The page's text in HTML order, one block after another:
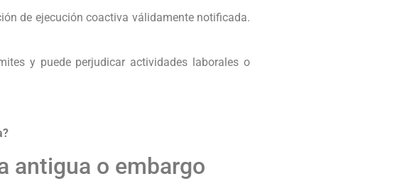
de ejecución coactiva válidamente notificada.
y puede perjudicar actividades laborales o
antigua o embargo